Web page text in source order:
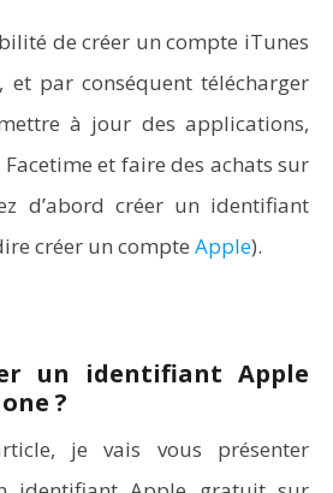
de créer un compte iTunes
et par conséquent télécharger
à jour des applications,
et faire des achats sur
d’abord créer un identifiant
créer un compte Apple).
un identifiant Apple
?
je vais vous présenter